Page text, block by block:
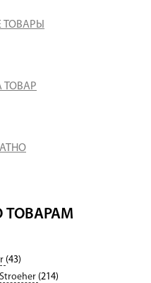
ТОВАРЫ
ТОВАР
ТОВАРАМ
(43)
Stroeher (214)